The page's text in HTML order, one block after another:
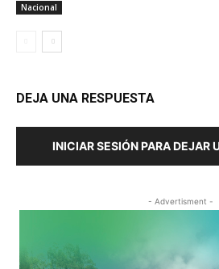
Nacional
DEJA UNA RESPUESTA
INICIAR SESIÓN PARA DEJAR
- Advertisment -